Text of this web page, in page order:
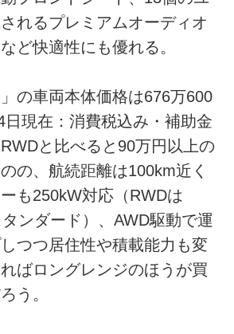
れるプレミアムオーディオ
ど快適性にも優れる。
」の車両本体価格は676万600
日現在：消費税込み・補助金
と比べると90万円以上の
の、航続距離は100km近く
も250kW対応（RWDは
ンダード）、AWD駆動で運
つつ居住性や積載能力も変
ばロングレンジのほうが買
う。